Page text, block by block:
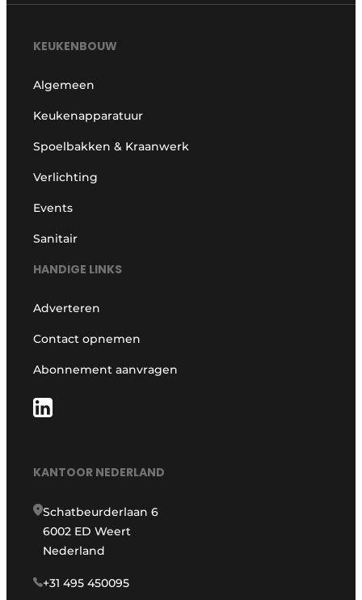
KEUKENBOUW
Algemeen
Keukenapparatuur
Spoelbakken & Kraanwerk
Verlichting
Events
Sanitair
HANDIGE LINKS
Adverteren
Contact opnemen
Abonnement aanvragen
KANTOOR NEDERLAND
Schatbeurderlaan 6
6002 ED Weert
Nederland
+31 495 450095